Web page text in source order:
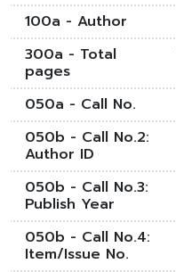
100a - Author
300a - Total
pages
050a - Call No.
050b - Call No.2:
Author ID
050b - Call No.3:
Publish Year
050b - Call No.4:
Item/Issue No.